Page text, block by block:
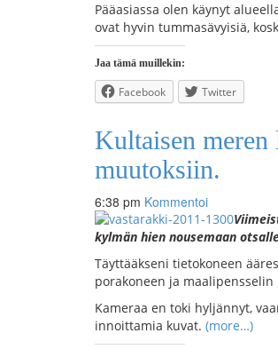
Pääasiassa olen käynyt
ovat hyvin tummasävyisiä,
Jaa tämä muillekin:
Facebook Twitter
Kultaisen
muutoksiin.
6:38 pm Kommentoi
kylmän hien nousemaan
Täyttääkseni tietokoneen
porakoneen ja maalipensselin
Kameraa en toki hyljännyt,
innoittamia kuvat. (more…)